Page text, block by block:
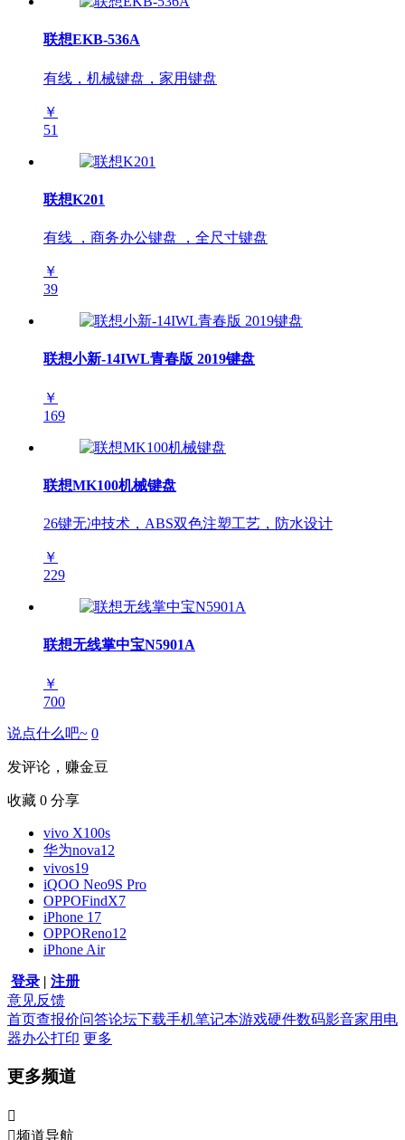
联想EKB-536A
有线，机械键盘，家用键盘
￥
51
联想K201
有线 ，商务办公键盘 ，全尺寸键盘
￥
39
联想小新-14IWL青春版 2019键盘
￥
169
联想MK100机械键盘
26键无冲技术，ABS双色注塑工艺，防水设计
￥
229
联想无线掌中宝N5901A
￥
700
说点什么吧~ 0
发评论，赚金豆
收藏 0 分享
vivo X100s
华为nova12
vivos19
iQOO Neo9S Pro
OPPOFindX7
iPhone 17
OPPOReno12
iPhone Air
登录 | 注册
意见反馈
首页查报价问答论坛下载手机笔记本游戏硬件数码影音家用电
器办公打印 更多
更多频道

频道导航